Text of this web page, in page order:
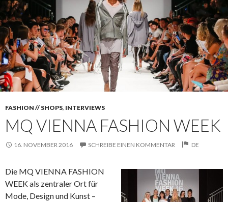
FASHION // SHOPS, INTERVIEWS
MQ VIENNA FASHION WEEK
16. NOVEMBER 2016 SCHREIBE EINEN KOMMENTAR DE
Die MQ VIENNA FASHION
WEEK als zentraler Ort für
Mode, Design und Kunst –